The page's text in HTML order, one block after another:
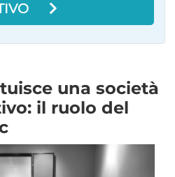
una società
il ruolo del